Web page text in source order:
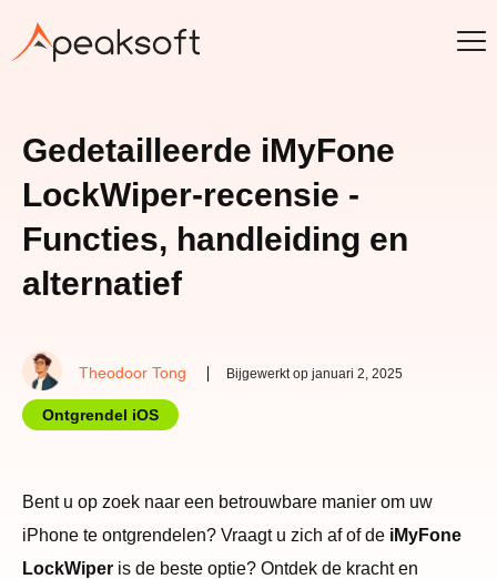
Gedetailleerde iMyFone
LockWiper-recensie -
Functies, handleiding en
alternatief
Theodoor Tong Bijgewerkt op januari 2, 2025
Ontgrendel iOS
Bent u op zoek naar een betrouwbare manier om uw
iPhone te ontgrendelen? Vraagt ​​u zich af of de iMyFone
LockWiper is de beste optie? Ontdek de kracht en